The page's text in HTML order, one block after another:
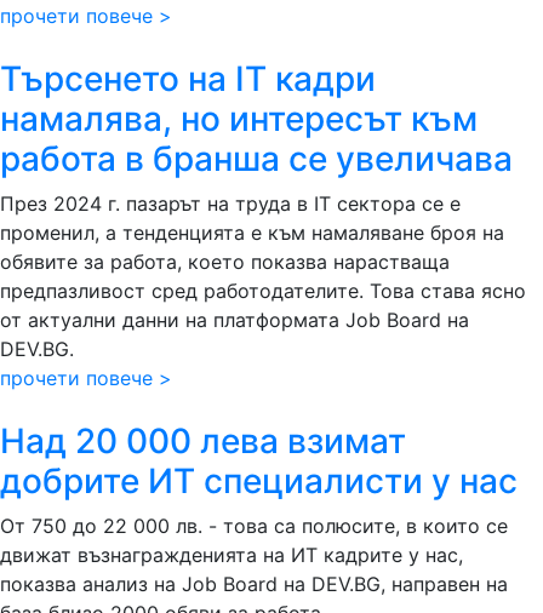
прочети повече >
Търсенето на IT кадри
намалява, но интересът към
работа в бранша се увеличава
През 2024 г. пазарът на труда в IT сектора се е
променил, а тенденцията е към намаляване броя на
обявите за работа, което показва нарастваща
предпазливост сред работодателите. Това става ясно
от актуални данни на платформата Job Board на
DEV.BG.
прочети повече >
Над 20 000 лева взимат
добрите ИТ специалисти у нас
От 750 до 22 000 лв. - това са полюсите, в които се
движат възнагражденията на ИТ кадрите у нас,
показва анализ на Job Board на DEV.BG, направен на